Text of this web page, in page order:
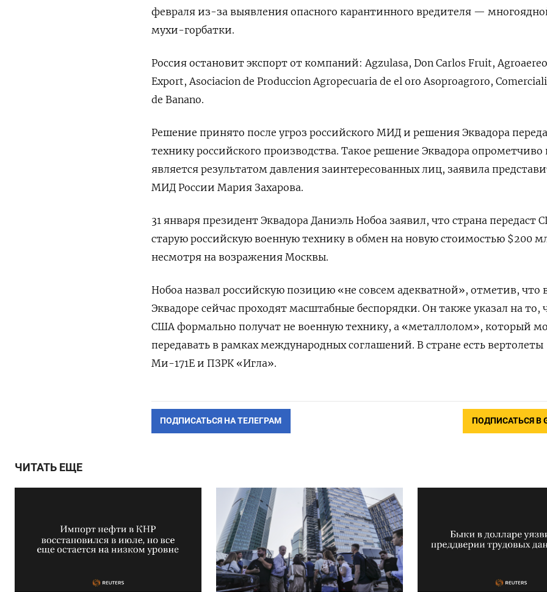
февраля из-за выявления опасного карантинного вредителя —
мухи-горбатки.
Россия остановит экспорт от компаний: Agzulasa, Don Carlos Fruit,
Export, Asociacion de Produccion Agropecuaria de el oro Asoproagroro,
de Banano.
Решение принято после угроз российского МИД и решения Эквадора
технику российского производства. Такое решение Эквадора опрометчиво
является результатом давления заинтересованных лиц, заявила
МИД России Мария Захарова.
31 января президент Эквадора Даниэль Нобоа заявил, что страна передаст
старую российскую военную технику в обмен на новую стоимостью $200
несмотря на возражения Москвы.
Нобоа назвал российскую позицию «не совсем адекватной», отметив, что
Эквадоре сейчас проходят масштабные беспорядки. Он также указал на то,
США формально получат не военную технику, а «металлолом», который
передавать в рамках международных соглашений. В стране есть вертолеты
Ми-171Е и ПЗРК «Игла».
ПОДПИСАТЬСЯ НА ТЕЛЕГРАМ ПОДПИСАТЬСЯ В
ЧИТАТЬ ЕЩЕ